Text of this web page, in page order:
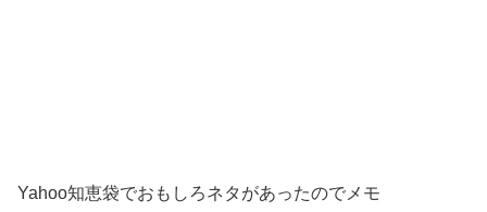
Yahoo知恵袋でおもしろネタがあったのでメモ